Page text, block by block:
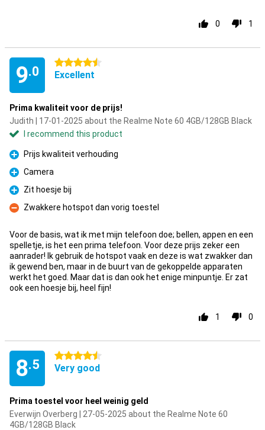
0 1
9.0
4.5 stars
Excellent
Prima kwaliteit voor de prijs!
Judith | 17-01-2025 about the Realme Note 60 4GB/128GB Black
I recommend this product
Pro
Prijs kwaliteit verhouding
Pro
Camera
Pro
Zit hoesje bij
Con
Zwakkere hotspot dan vorig toestel
Voor de basis, wat ik met mijn telefoon doe; bellen, appen en een
spelletje, is het een prima telefoon. Voor deze prijs zeker een
aanrader! Ik gebruik de hotspot vaak en deze is wat zwakker dan
ik gewend ben, maar in de buurt van de gekoppelde apparaten
werkt het goed. Maar dat is dan ook het enige minpuntje. Er zat
ook een hoesje bij, heel fijn!
1 0
8.5
4.5 stars
Very good
Prima toestel voor heel weinig geld
Everwijn Overberg | 27-05-2025 about the Realme Note 60
4GB/128GB Black